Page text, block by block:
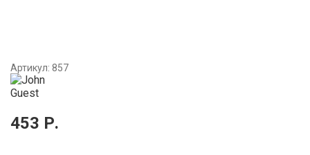
Артикул: 857
453 Р.